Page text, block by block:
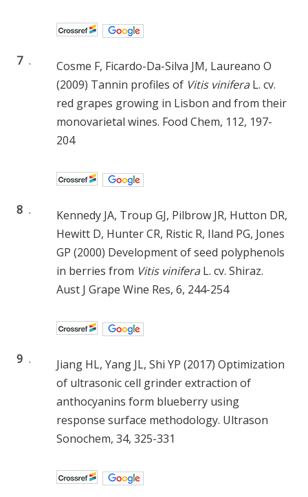
7 .
Cosme F, Ficardo-Da-Silva JM, Laureano O
(2009) Tannin profiles of Vitis viniferaL. cv.
red grapes growing in Lisbon and from their
monovarietal wines. Food Chem, 112, 197-
204
8 .
Kennedy JA, Troup GJ, Pilbrow JR, Hutton DR,
Hewitt D, Hunter CR, Ristic R, Iland PG, Jones
GP (2000) Development of seed polyphenols
in berries from Vitis viniferaL. cv. Shiraz.
Aust J Grape Wine Res, 6, 244-254
9 .
Jiang HL, Yang JL, Shi YP (2017) Optimization
of ultrasonic cell grinder extraction of
anthocyanins form blueberry using
response surface methodology. Ultrason
Sonochem, 34, 325-331